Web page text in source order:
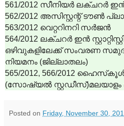
561/2012 സീനിയര്‍ ലക്ചറര്‍
562/2012 അസിസ്റ്റന്റ് ടൗണ്‍
563/2012 വെറ്ററിനറി സര്‍ജന്‍
564/2012 ലക്ചറര്‍ ഇന്‍
ഒഴിവുകളിലേക്ക് സംവരണ
നിയമനം (ജില്ലാതലം)
565/2012, 566/2012
(സോഷ്യല്‍ സ്റ്റഡീസ്)മലയാളം
Posted on Friday, November 30,